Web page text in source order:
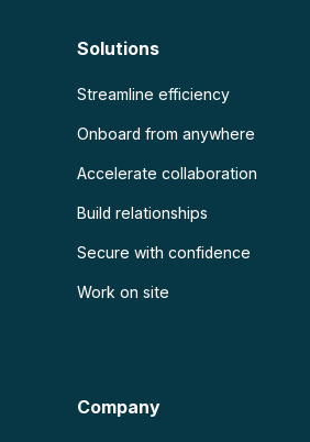
Solutions
Streamline efficiency
Onboard from anywhere
Accelerate collaboration
Build relationships
Secure with confidence
Work on site
Company